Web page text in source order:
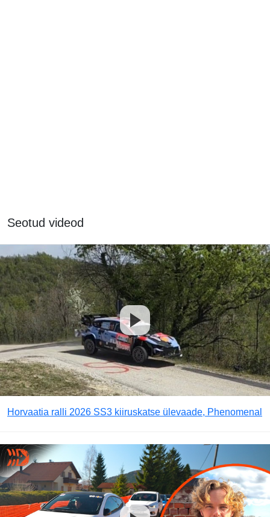
Seotud videod
Horvaatia ralli 2026 SS3 kiiruskatse ülevaade, Phenomenal